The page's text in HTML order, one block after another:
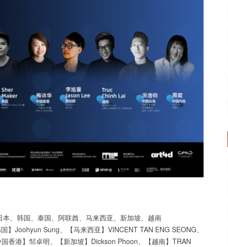
、韩国、泰国、阿联酋、马来西亚、新加坡、越南
】Joohyun Sung、【马来西亚】VINCENT TAN ENG SEONG、
香港】邹卓明、【新加坡】Dickson Phoon、【越南】TRAN